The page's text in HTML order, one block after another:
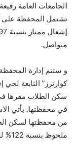
الجامعات العامة
متواصل.
و ستتم إدارة
كوارترز” التابعة
في محفظتها. يأتي
ملحوظ بنسبة 122% للمستثمرين في غضون عامين فقط.